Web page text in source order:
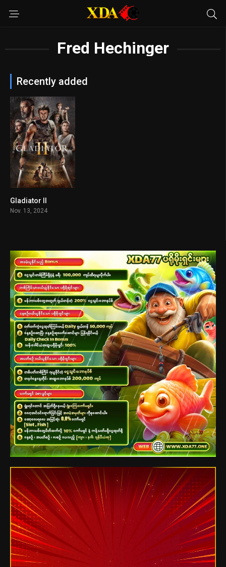
Fred Hechinger
Recently added
Gladiator II
Nov. 13, 2024